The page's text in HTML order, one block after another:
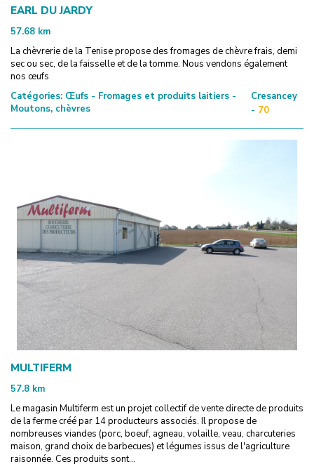
EARL DU JARDY
57.68 km
La chèvrerie de la Tenise propose des fromages de chèvre frais, demi
sec ou sec, de la faisselle et de la tomme. Nous vendons également
nos œufs
Catégories: Œufs - Fromages et produits laitiers -
Moutons, chèvres
Cresancey
- 70
MULTIFERM
57.8 km
Le magasin Multiferm est un projet collectif de vente directe de produits
de la ferme créé par 14 producteurs associés. Il propose de
nombreuses viandes (porc, boeuf, agneau, volaille, veau, charcuteries
maison, grand choix de barbecues) et légumes issus de l'agriculture
raisonnée. Ces produits sont...